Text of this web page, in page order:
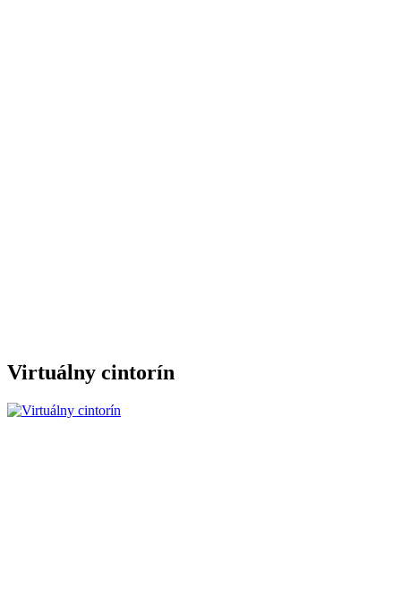
Virtuálny cintorín